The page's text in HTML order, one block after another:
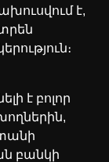
է,
է բոլոր
բանկի